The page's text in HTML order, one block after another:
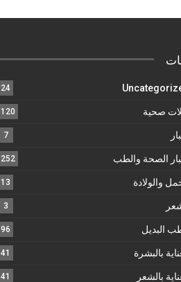
24
صحية 120
7
الصحة والطب 252
والولادة 13
3
البديل 96
بالبشرة 41
بالشعر 41